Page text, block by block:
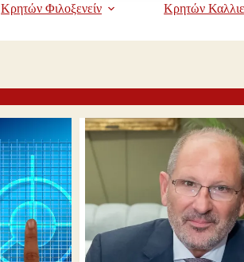
Κρητών Φιλοξενείν Κρητών